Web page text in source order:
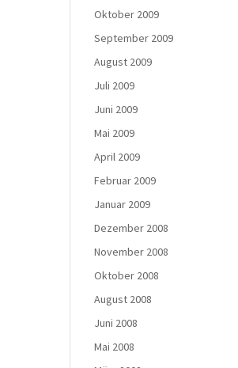
Oktober 2009
September 2009
August 2009
Juli 2009
Juni 2009
Mai 2009
April 2009
Februar 2009
Januar 2009
Dezember 2008
November 2008
Oktober 2008
August 2008
Juni 2008
Mai 2008